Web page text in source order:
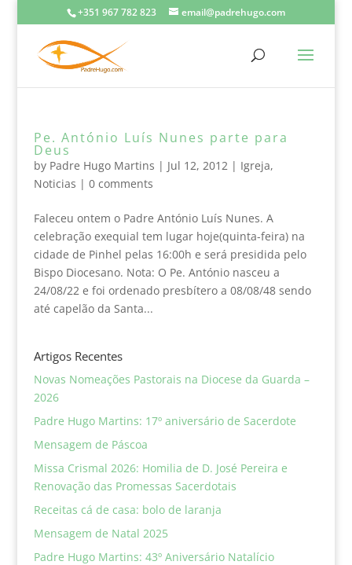
+351 967 782 823 email@padrehugo.com
Pe. António Luís Nunes parte para
Deus
by Padre Hugo Martins | Jul 12, 2012| Igreja,
Noticias | 0 comments
Faleceu ontem o Padre António Luís Nunes. A
celebração exequial tem lugar hoje(quinta-feira) na
cidade de Pinhel pelas 16:00h e será presidida pelo
Bispo Diocesano. Nota: O Pe. António nasceu a
24/08/22 e foi ordenado presbítero a 08/08/48 sendo
até capelão da Santa...
Artigos Recentes
Novas Nomeações Pastorais na Diocese da Guarda –
2026
Padre Hugo Martins: 17º aniversário de Sacerdote
Mensagem de Páscoa
Missa Crismal 2026: Homilia de D. José Pereira e
Renovação das Promessas Sacerdotais
Receitas cá de casa: bolo de laranja
Mensagem de Natal 2025
Padre Hugo Martins: 43º Aniversário Natalício